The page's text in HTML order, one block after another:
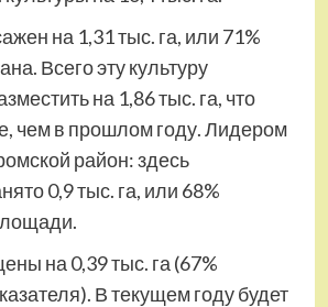
на 1,31 тыс. га, или 71%
Всего эту культуру
на 1,86 тыс. га, что
чем в прошлом году. Лидером
район: здесь
0,9 тыс. га, или 68%
на 0,39 тыс. га (67%
В текущем году будет